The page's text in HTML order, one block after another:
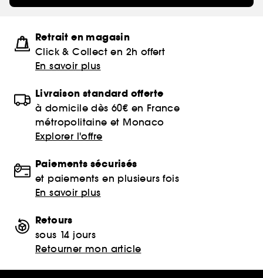
Retrait en magasin
Click & Collect en 2h offert
En savoir plus
Livraison standard offerte
à domicile dès 60€ en France
métropolitaine et Monaco
Explorer l'offre
Paiements sécurisés
et paiements en plusieurs fois
En savoir plus
Retours
sous 14 jours
Retourner mon article